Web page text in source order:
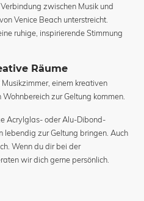
zwischen Musik und
Venice Beach unterstreicht.
ruhige, inspirierende Stimmung
Räume
einem kreativen
zur Geltung kommen.
Acrylglas- oder Alu-Dibond-
lebendig zur Geltung bringen. Auch
Wenn du dir bei der
wir dich gerne persönlich.